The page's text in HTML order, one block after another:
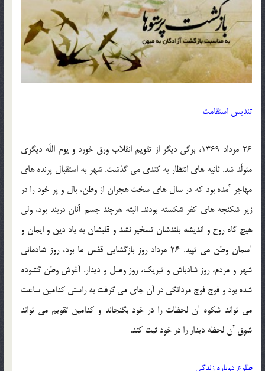
تندیس استقامت
26 مرداد 1369، برگی دیگر از تقویم انقلاب ورق خورد و یوم اللّه دیگری
متولّد شد. ثانیه های انتظار به کندی می گذشت. شهر به استقبال پرنده های
مهاجر آمده بود که در سال های سخت هجران از وطن، بال و پر خود را در
زیر شکنجه های کفر شکسته بودند. البته هرچند جسم آنان دربند بود، ولی
هیچ گاه روح و اندیشه بلندشان تسخیر نشد و قلبشان به یاد دین و ایمان و
آسمان وطن می تپید. 26 مرداد روز بازگشایی قفس ما بود، روز شادمانی
شهر و مردم، روز شادباش و تبریک، روز وصل و دیدار. آغوش وطن گشوده
شده بود و فوج فوج مردانگی در آن جای می گرفت به راستی کدامین ساعت
می تواند شکوه آن لحظات را در خود بگنجاند و کدامین تقویم می تواند
شوق آن لحظه دیدار را در خود ثبت کند.